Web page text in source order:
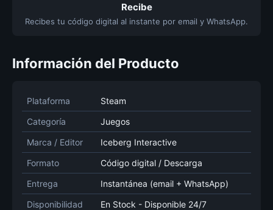
Recibe
Recibes tu código digital al instante por email y WhatsApp.
Información del Producto
Plataforma
Steam
Categoría
Juegos
Marca / Editor
Iceberg Interactive
Formato
Código digital / Descarga
Entrega
Instantánea (email + WhatsApp)
Disponibilidad
En Stock - Disponible 24/7